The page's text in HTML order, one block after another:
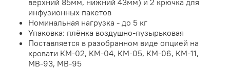
инфузионных пакетов
Номинальная нагрузка - до 5 кг
Упаковка: плёнка воздушно-пузырьковая
Поставляется в разобранном виде опцией на
кровати КМ-02, КМ-04, КМ-05, КМ-06, КМ-11,
МВ-93, МВ-95